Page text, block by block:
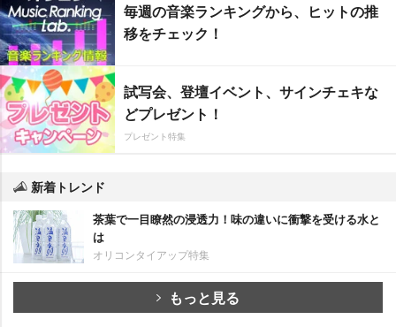
毎週の音楽ランキングから、ヒットの推
移をチェック！
試写会、登壇イベント、サインチェキな
どプレゼント！
プレゼント特集
新着トレンド
茶葉で一目瞭然の浸透力！味の違いに衝撃を受ける水と
は
オリコンタイアップ特集
もっと見る